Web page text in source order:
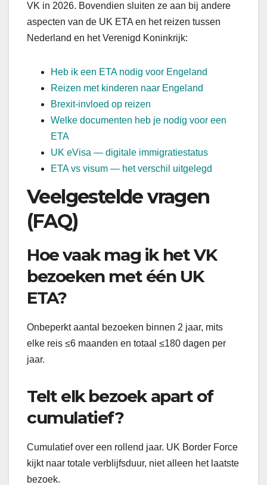
VK in 2026. Bovendien sluiten ze aan bij andere
aspecten van de UK ETA en het reizen tussen
Nederland en het Verenigd Koninkrijk:
Heb ik een ETA nodig voor Engeland
Reizen met kinderen naar Engeland
Brexit-invloed op reizen
Welke documenten heb je nodig voor een
ETA
UK eVisa — digitale immigratiestatus
ETA vs visum — het verschil uitgelegd
Veelgestelde vragen
(FAQ)
Hoe vaak mag ik het VK
bezoeken met één UK
ETA?
Onbeperkt aantal bezoeken binnen 2 jaar, mits
elke reis ≤6 maanden en totaal ≤180 dagen per
jaar.
Telt elk bezoek apart of
cumulatief?
Cumulatief over een rollend jaar. UK Border Force
kijkt naar totale verblijfsduur, niet alleen het laatste
bezoek.